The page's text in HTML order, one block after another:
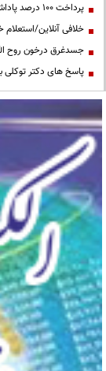
پرداخت ۱۰۰ درصد پاداش پایان خدمت فرهنگیان
خلافی آنلاین/استعلام
جسدغرق درخون روح
پاسخ های دکتر توکلی